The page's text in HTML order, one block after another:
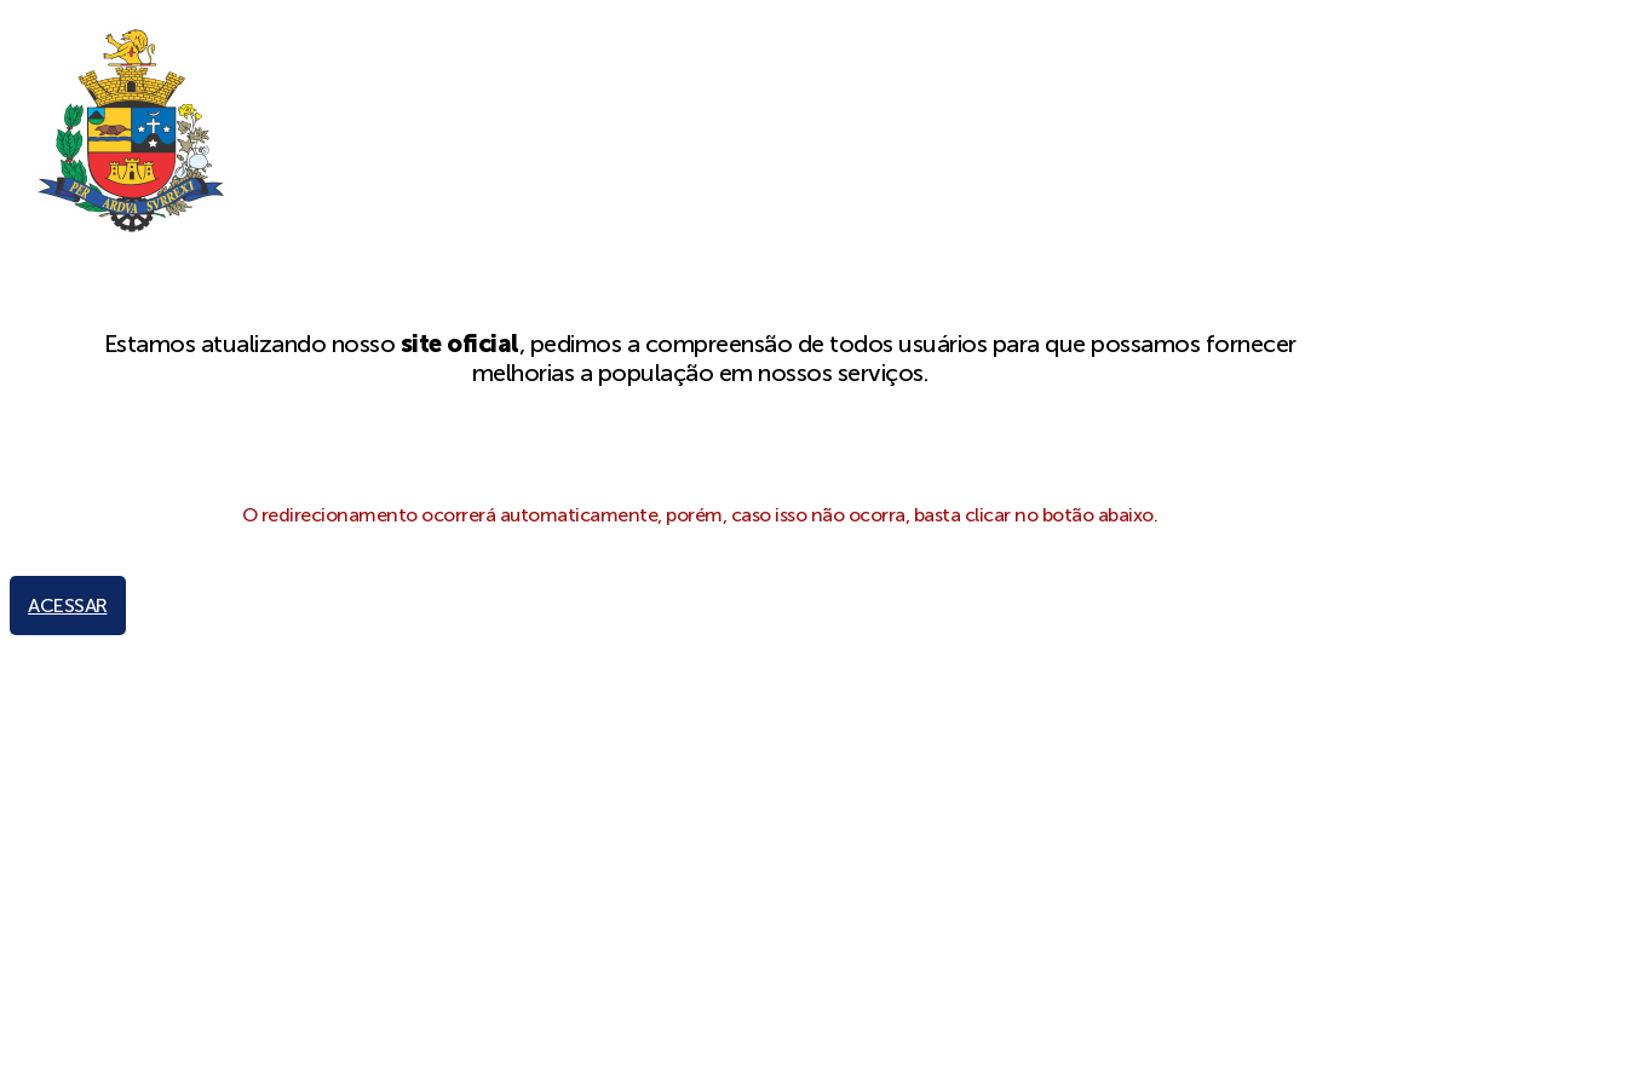
Estamos atualizando nosso site oficial, pedimos a compreensão de todos usuários para que possamos fornecer
melhorias a população em nossos serviços.
O redirecionamento ocorrerá automaticamente, porém, caso isso não ocorra, basta clicar no botão abaixo.
ACESSAR